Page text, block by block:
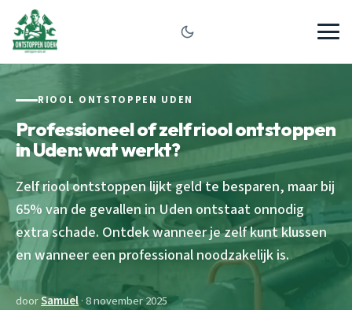
RIOOL ONTSTOPPEN UDEN
Professioneel of zelf riool ontstoppen
in Uden: wat werkt?
Zelf riool ontstoppen lijkt geld te besparen, maar bij
65% van de gevallen in Uden ontstaat onnodig
extra schade. Ontdek wanneer je zelf kunt klussen
en wanneer een professional noodzakelijk is.
doorSamuel· 8 november 2025